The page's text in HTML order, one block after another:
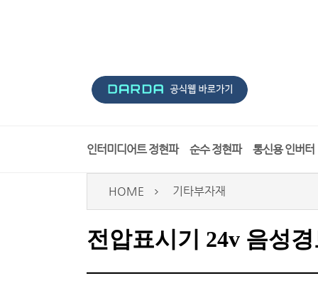
인터미디어트 정현파 순수 정현파 통신용 인버터
HOME 기타부자재
전압표시기 24v 음성